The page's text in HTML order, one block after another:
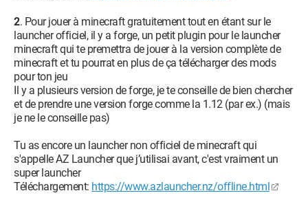
2. Pour jouer à minecraft gratuitement tout en étant sur le
launcher officiel, il y a forge, un petit plugin pour le launcher
minecraft qui te premettra de jouer à la version complète de
minecraft et tu pourrat en plus de ça télécharger des mods
pour ton jeu
Il y a plusieurs version de forge, je te conseille de bien chercher
et de prendre une version forge comme la 1.12 (par ex.) (mais
je ne le conseille pas)
Tu as encore un launcher non officiel de minecraft qui
s'appelle AZ Launcher que j’utilisai avant, c'est vraiment un
super launcher
Téléchargement: https://www.azlauncher.nz/offline.html